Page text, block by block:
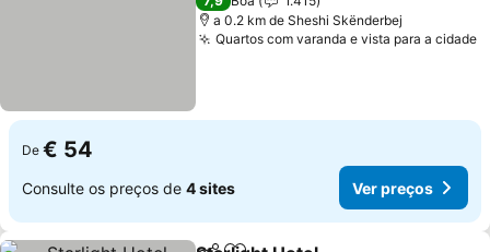
a 0.2 km de Sheshi Skënderbej
Quartos com varanda e vista para a cidade
De € 54
Consulte os preços de 4 sites Ver preços